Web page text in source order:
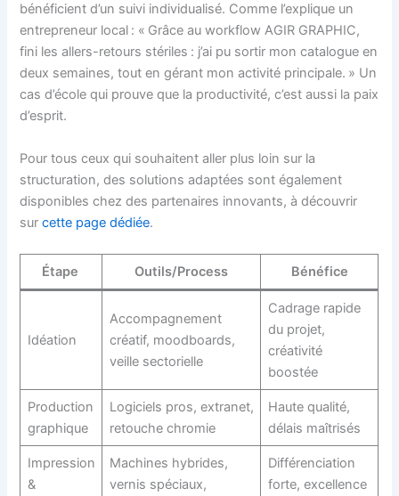
bénéficient d’un suivi individualisé. Comme l’explique un
entrepreneur local : « Grâce au workflow AGIR GRAPHIC,
fini les allers-retours stériles : j’ai pu sortir mon catalogue en
deux semaines, tout en gérant mon activité principale. » Un
cas d’école qui prouve que la productivité, c’est aussi la paix
d’esprit.
Pour tous ceux qui souhaitent aller plus loin sur la
structuration, des solutions adaptées sont également
disponibles chez des partenaires innovants, à découvrir
surcette page dédiée.
Étape Outils/Process Bénéfice
Idéation
Accompagnement
créatif, moodboards,
veille sectorielle
Cadrage rapide
du projet,
créativité
boostée
Production
graphique
Logiciels pros, extranet,
retouche chromie
Haute qualité,
délais maîtrisés
Impression
&
Machines hybrides,
vernis spéciaux,
Différenciation
forte, excellence